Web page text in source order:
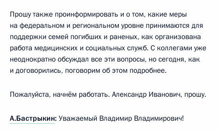
Прошу также проинформировать и о том, какие меры
на федеральном и региональном уровне принимаются для
поддержки семей погибших и раненых, как организована
работа медицинских и социальных служб. С коллегами уже
неоднократно обсуждал все эти вопросы, но сегодня, как
и договорились, поговорим об этом подробнее.
Пожалуйста, начнём работать. Александр Иванович, прошу.
А.Бастрыкин: Уважаемый Владимир Владимирович!